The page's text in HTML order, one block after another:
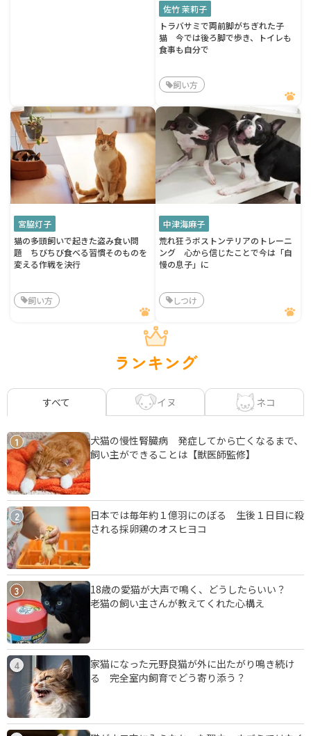
佐竹 茉莉子
トラバサミで両前脚がちぎれた子
猫 今では後ろ脚で歩き、トイレも
食事も自分で
飼い方
宮脇灯子
猫の多頭飼いで起きた盗み食い問
題 ちびちび食べる習慣そのものを
変える作戦を決行
飼い方
中津海麻子
荒れ狂うボストンテリアのトレーニ
ング 心から信じたことで今は「自
慢の息子」に
しつけ
ランキング
すべて イヌ ネコ
1
犬猫の慢性腎臓病 発症してから亡くなるまで、
飼い主ができることは【獣医師監修】
2
日本では毎年約１億羽にのぼる 生後１日目に殺
される採卵鶏のオスヒヨコ
3
18歳の愛猫が大声で鳴く、どうしたらいい？
老猫の飼い主さんが教えてくれた心構え
4
家猫になった元野良猫が外に出たがり鳴き続け
る 完全室内飼育でどう寄り添う？